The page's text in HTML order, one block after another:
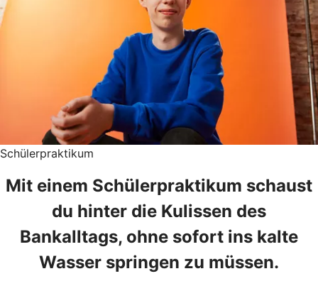
Schülerpraktikum
Mit einem Schülerpraktikum schaust
du hinter die Kulissen des
Bankalltags, ohne sofort ins kalte
Wasser springen zu müssen.